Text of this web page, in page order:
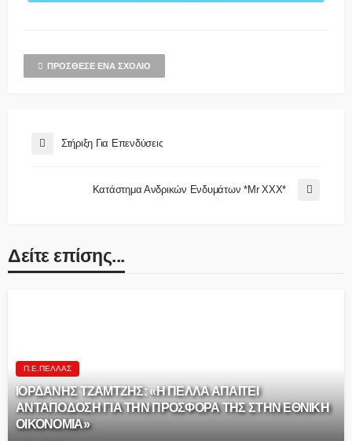
ΠΡΌΣΘΕΣΕ ΈΝΑ ΣΧΌΛΙΟ
Στήριξη Για Επενδύσεις
Κατάστημα Ανδρικών Ενδυμάτων *Mr XXX*
Δείτε επίσης...
Π.Ε.ΠΈΛΛΑΣ
ΙΟΡΔΑΝΗΣ ΤΖΑΜΤΖΗΣ: «Η ΠΕΛΛΑ ΑΠΑΙΤΕΙ
ΑΝΤΑΠΟΔΟΣΗ ΓΙΑ ΤΗΝ ΠΡΟΣΦΟΡΑ ΤΗΣ ΣΤΗΝ ΕΘΝΙΚΗ
ΟΙΚΟΝΟΜΙΑ»